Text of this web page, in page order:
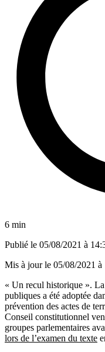
6 min
Publié le 05/08/2021 à
Mis à jour le 05/08/2021 à
« Un recul historique ».
publiques a été adoptée
prévention des actes de
Conseil constitutionnel
groupes parlementaires
lors de l’examen du texte